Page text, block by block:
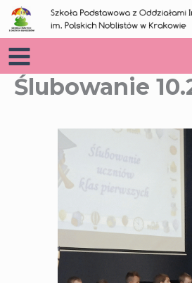
Przejdź
do
treści
Ślubowanie